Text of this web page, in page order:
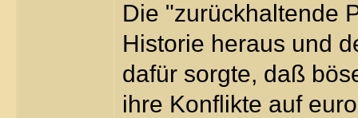
Die "zurückhaltende
Historie heraus und
dafür sorgte, daß
ihre Konflikte auf